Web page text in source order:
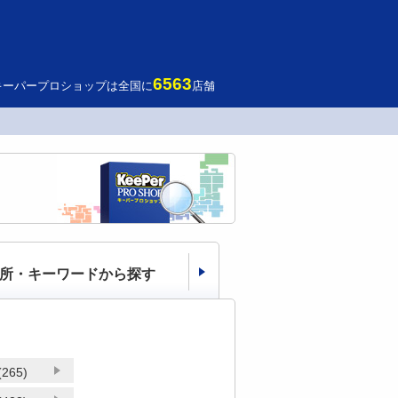
ーパープロショップは全国に6563店舗
・キーワードから探す